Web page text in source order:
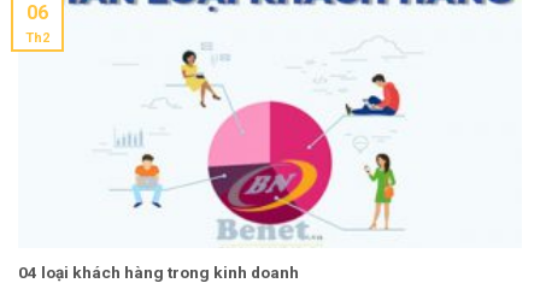
04 loại khách hàng trong kinh doanh
06
Th2